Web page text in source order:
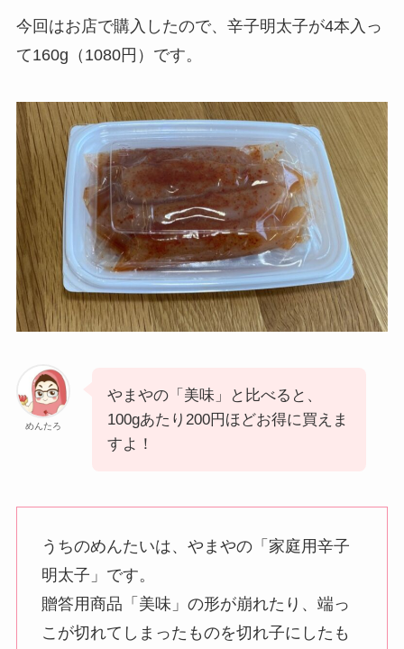
今回はお店で購入したので、辛子明太子が4本入っ
て160g（1080円）です。
めんたろ
やまやの「美味」と比べると、
100gあたり200円ほどお得に買えま
すよ！
うちのめんたいは、やまやの「家庭用辛子
明太子」です。
贈答用商品「美味」の形が崩れたり、端っ
こが切れてしまったものを切れ子にしたも